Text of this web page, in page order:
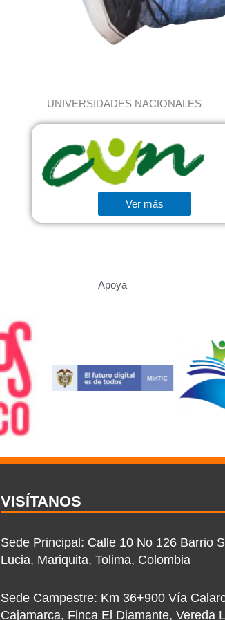
UNIVERSIDADES NACIONALES
Ver más
Apoya
VISÍTANOS
Sede Principal: Calle 10 No 126 Barrio
Lucia, Mariquita, Tolima, Colombia
Sede Campestre: Km 36+900 Vía
Cajamarca, Finca El Diamante, Vereda